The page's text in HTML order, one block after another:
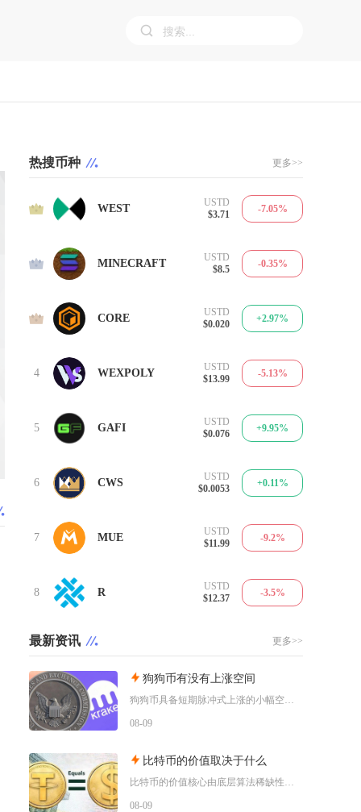
热搜币种 更多>>
1 WEST
USTD
$3.71
-7.05%
2 MINECRAFT
USTD
$8.5
-0.35%
3 CORE
USTD
$0.020
+2.97%
4 WEXPOLY
USTD
$13.99
-5.13%
5 GAFI
USTD
$0.076
+9.95%
6 CWS
USTD
$0.0053
+0.11%
7 MUE
USTD
$11.99
-9.2%
8 R
USTD
$12.37
-3.5%
最新资讯 更多>>
狗狗币有没有上涨空间
狗狗币具备短期脉冲式上涨的小幅空间，但长期很难走出持续性大涨行情，行情分化特征十分明显，仅
08-09
比特币的价值取决于什么
比特币的价值核心由底层算法稀缺性、全球宏观流动性、去中心化实用需求、行业合规进程四大维度共
08-09